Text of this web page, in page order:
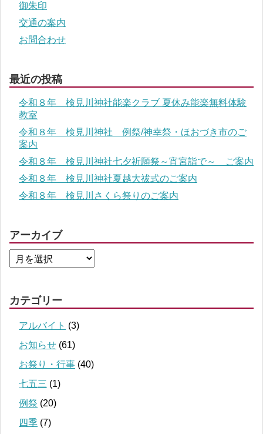
御朱印
交通の案内
お問合わせ
最近の投稿
令和８年 検見川神社能楽クラブ 夏休み能楽無料体験
教室
令和８年 検見川神社 例祭/神幸祭・ほおづき市のご
案内
令和８年 検見川神社七夕祈願祭～宵宮詣で～ ご案内
令和８年 検見川神社夏越大祓式のご案内
令和８年 検見川さくら祭りのご案内
アーカイブ
カテゴリー
アルバイト (3)
お知らせ (61)
お祭り・行事 (40)
七五三 (1)
例祭 (20)
四季 (7)